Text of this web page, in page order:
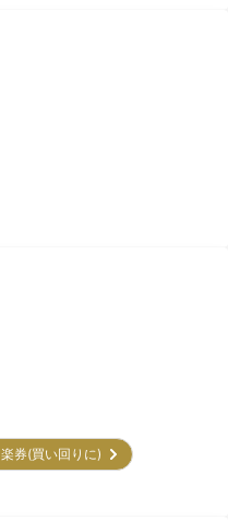
楽券(買い回りに)